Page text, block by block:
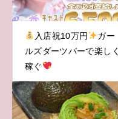
入店祝10万円
ガー
ルズダーツバーで楽しく
稼ぐ